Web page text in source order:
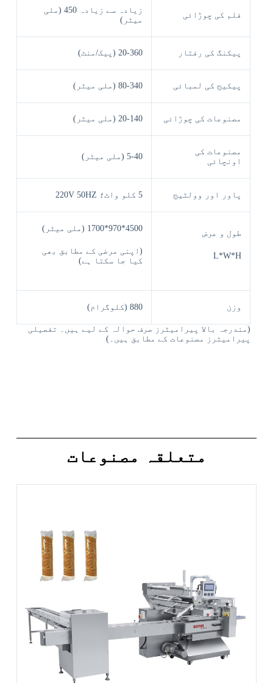
فلم کی چوڑائی
زیادہ سے زیادہ 450 (ملی
میٹر)
پیکنگ کی رفتار 20-360 (پیک/منٹ)
پیکیج کی لمبائی 80-340 (ملی میٹر)
مصنوعات کی چوڑائی 20-140 (ملی میٹر)
مصنوعات کی
اونچائی
5-40 (ملی میٹر)
پاور اور وولٹیج 5 کلو واٹ؛ 220V 50HZ
طول و عرض
L*W*H
4500*970*1700 (ملی میٹر)
(اپنی مرضی کے مطابق بھی
کیا جا سکتا ہے)
وزن 880 (کلوگرام)
(مندرجہ بالا پیرامیٹرز صرف حوالہ کے لیے ہیں۔ تفصیلی
پیرامیٹرز مصنوعات کے مطابق ہیں۔)
متعلقہ مصنوعات